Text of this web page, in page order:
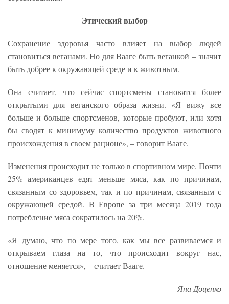
Этический выбор
Сохранение здоровья часто влияет на выбор людей
становиться веганами. Но для Вааге быть веганкой – значит
быть добрее к окружающей среде и к животным.
Она считает, что сейчас спортсмены становятся более
открытыми для веганского образа жизни. «Я вижу все
больше и больше спортсменов, которые пробуют, или хотя
бы сводят к минимуму количество продуктов животного
происхождения в своем рационе», – говорит Вааге.
Изменения происходит не только в спортивном мире. Почти
25% американцев едят меньше мяса, как по причинам,
связанным со здоровьем, так и по причинам, связанным с
окружающей средой. В Европе за три месяца 2019 года
потребление мяса сократилось на 20%.
«Я думаю, что по мере того, как мы все развиваемся и
открываем глаза на то, что происходит вокруг нас,
отношение меняется», – считает Вааге.
Яна Доценко